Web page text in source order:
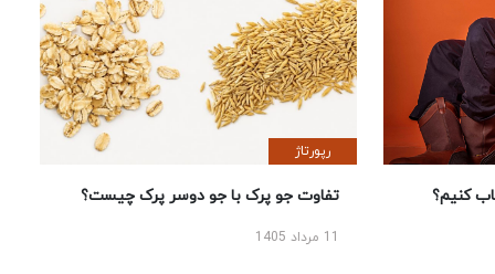
کنیم؟
رپورتاژ
تفاوت جو پرک با جو دوسر پرک چیست؟